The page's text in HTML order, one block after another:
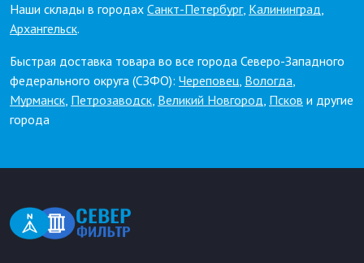
Наши склады в городах Санкт-Петербург, Калининград,
Архангельск.
Быстрая доставка товара во все города Северо-Западного
федерального округа (СЗФО): Череповец, Вологда,
Мурманск, Петрозаводск, Великий Новгород, Псков и другие
города